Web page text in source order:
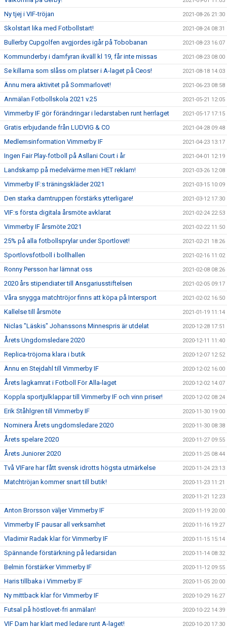
Ny tjej i VIF-tröjan 2021-08-26 21:30
Skolstart lika med Fotbollstart! 2021-08-24 08:31
Bullerby Cupgolfen avgjordes igår på Tobobanan 2021-08-23 16:07
Kommunderby i damfyran ikväll kl 19, får inte missas 2021-08-23 08:00
Se killarna som slåss om platser i A-laget på Ceos! 2021-08-18 14:03
Ännu mera aktivitet på Sommarlovet! 2021-06-23 08:58
Anmälan Fotbollskola 2021 v.25 2021-05-21 12:05
Vimmerby IF gör förändringar i ledarstaben runt herrlaget 2021-05-17 17:15
Gratis erbjudande från LUDVIG & CO 2021-04-28 09:48
Medlemsinformation Vimmerby IF 2021-04-23 13:17
Ingen Fair Play-fotboll på Asllani Court i år 2021-04-01 12:19
Landskamp på medelvärme men HET reklam! 2021-03-26 12:08
Vimmerby IF:s träningskläder 2021 2021-03-15 10:09
Den starka damtruppen förstärks ytterligare! 2021-03-12 17:30
VIF:s första digitala årsmöte avklarat 2021-02-24 22:53
Vimmerby IF årsmöte 2021 2021-02-22 11:50
25% på alla fotbollsprylar under Sportlovet! 2021-02-21 18:26
Sportlovsfotboll i bollhallen 2021-02-16 11:02
Ronny Persson har lämnat oss 2021-02-08 08:26
2020 års stipendiater till Ansgariusstiftelsen 2021-02-05 09:17
Våra snygga matchtröjor finns att köpa på Intersport 2021-02-02 16:50
Kallelse till årsmöte 2021-01-19 11:14
Niclas "Läskis" Johanssons Minnespris är utdelat 2020-12-28 17:51
Årets Ungdomsledare 2020 2020-12-11 11:40
Replica-tröjorna klara i butik 2020-12-07 12:52
Ännu en Stejdahl till Vimmerby IF 2020-12-02 16:00
Årets lagkamrat i Fotboll För Alla-laget 2020-12-02 14:07
Koppla sportjulklappar till Vimmerby IF och vinn priser! 2020-12-02 08:24
Erik Ståhlgren till Vimmerby IF 2020-11-30 19:00
Nominera Årets ungdomsledare 2020 2020-11-30 08:38
Årets spelare 2020 2020-11-27 09:55
Årets Juniorer 2020 2020-11-25 08:44
Två VIFare har fått svensk idrotts högsta utmärkelse 2020-11-24 23:13
Matchtröjan kommer snart till butik! 2020-11-23 11:21
2020-11-21 12:23
Anton Brorsson väljer Vimmerby IF 2020-11-19 20:00
Vimmerby IF pausar all verksamhet 2020-11-16 19:27
Vladimir Radak klar för Vimmerby IF 2020-11-15 15:14
Spännande förstärkning på ledarsidan 2020-11-14 08:32
Belmin förstärker Vimmerby IF 2020-11-12 09:55
Haris tillbaka i Vimmerby IF 2020-11-05 20:00
Ny mittback klar för Vimmerby IF 2020-10-29 16:27
Futsal på höstlovet-fri anmälan! 2020-10-22 14:39
VIF Dam har klart med ledare runt A-laget! 2020-10-20 17:30